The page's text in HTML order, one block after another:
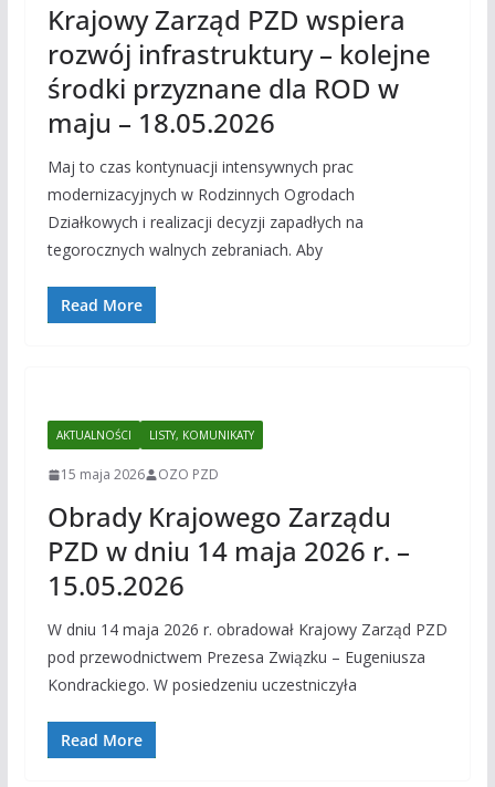
Krajowy Zarząd PZD wspiera
rozwój infrastruktury – kolejne
środki przyznane dla ROD w
maju – 18.05.2026
Maj to czas kontynuacji intensywnych prac
modernizacyjnych w Rodzinnych Ogrodach
Działkowych i realizacji decyzji zapadłych na
tegorocznych walnych zebraniach. Aby
Read More
AKTUALNOŚCI LISTY, KOMUNIKATY
15 maja 2026 OZO PZD
Obrady Krajowego Zarządu
PZD w dniu 14 maja 2026 r. –
15.05.2026
W dniu 14 maja 2026 r. obradował Krajowy Zarząd PZD
pod przewodnictwem Prezesa Związku – Eugeniusza
Kondrackiego. W posiedzeniu uczestniczyła
Read More